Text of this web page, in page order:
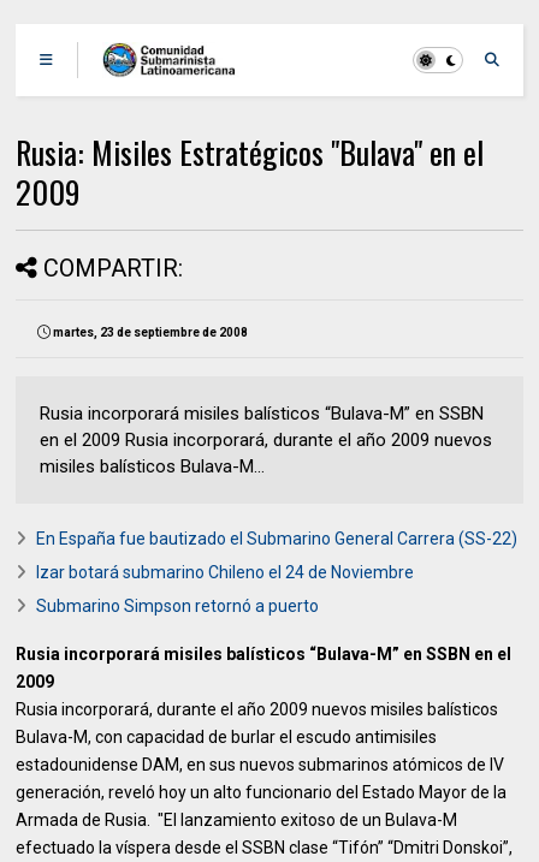
Rusia: Misiles Estratégicos "Bulava" en el
2009
COMPARTIR:
martes, 23 de septiembre de 2008
Rusia incorporará misiles balísticos “Bulava-M” en SSBN
en el 2009 Rusia incorporará, durante el año 2009 nuevos
misiles balísticos Bulava-M...
En España fue bautizado el Submarino General Carrera (SS-22)
Izar botará submarino Chileno el 24 de Noviembre
Submarino Simpson retornó a puerto
Rusia incorporará misiles balísticos “Bulava-M” en SSBN en el
2009
Rusia incorporará, durante el año 2009 nuevos misiles balísticos
Bulava-M, con capacidad de burlar el escudo antimisiles
estadounidense DAM, en sus nuevos submarinos atómicos de IV
generación, reveló hoy un alto funcionario del Estado Mayor de la
Armada de Rusia. "El lanzamiento exitoso de un Bulava-M
efectuado la víspera desde el SSBN clase “Tifón” “Dmitri Donskoi”,